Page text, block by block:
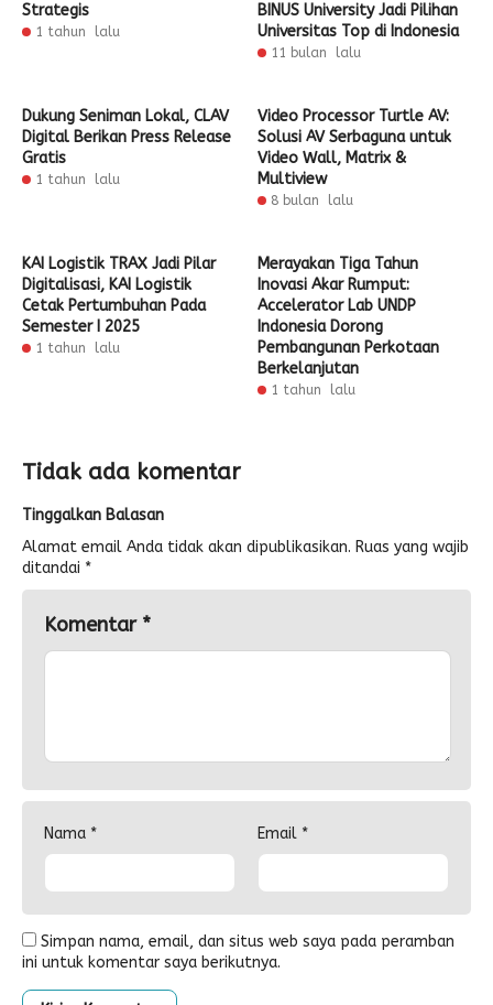
Strategis
1 tahun lalu
BINUS University Jadi Pilihan
Universitas Top di Indonesia
11 bulan lalu
Dukung Seniman Lokal, CLAV
Digital Berikan Press Release
Gratis
1 tahun lalu
Video Processor Turtle AV:
Solusi AV Serbaguna untuk
Video Wall, Matrix &
Multiview
8 bulan lalu
KAI Logistik TRAX Jadi Pilar
Digitalisasi, KAI Logistik
Cetak Pertumbuhan Pada
Semester I 2025
1 tahun lalu
Merayakan Tiga Tahun
Inovasi Akar Rumput:
Accelerator Lab UNDP
Indonesia Dorong
Pembangunan Perkotaan
Berkelanjutan
1 tahun lalu
Tidak ada komentar
Tinggalkan Balasan
Alamat email Anda tidak akan dipublikasikan. Ruas yang wajib
ditandai *
Komentar *
Nama * Email *
Simpan nama, email, dan situs web saya pada peramban
ini untuk komentar saya berikutnya.